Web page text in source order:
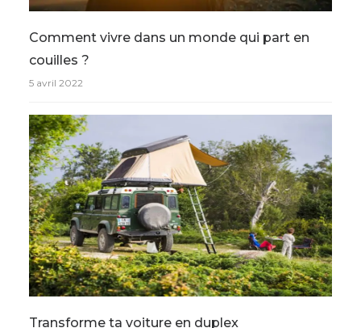
Comment vivre dans un monde qui part en
couilles ?
5 avril 2022
Transforme ta voiture en duplex